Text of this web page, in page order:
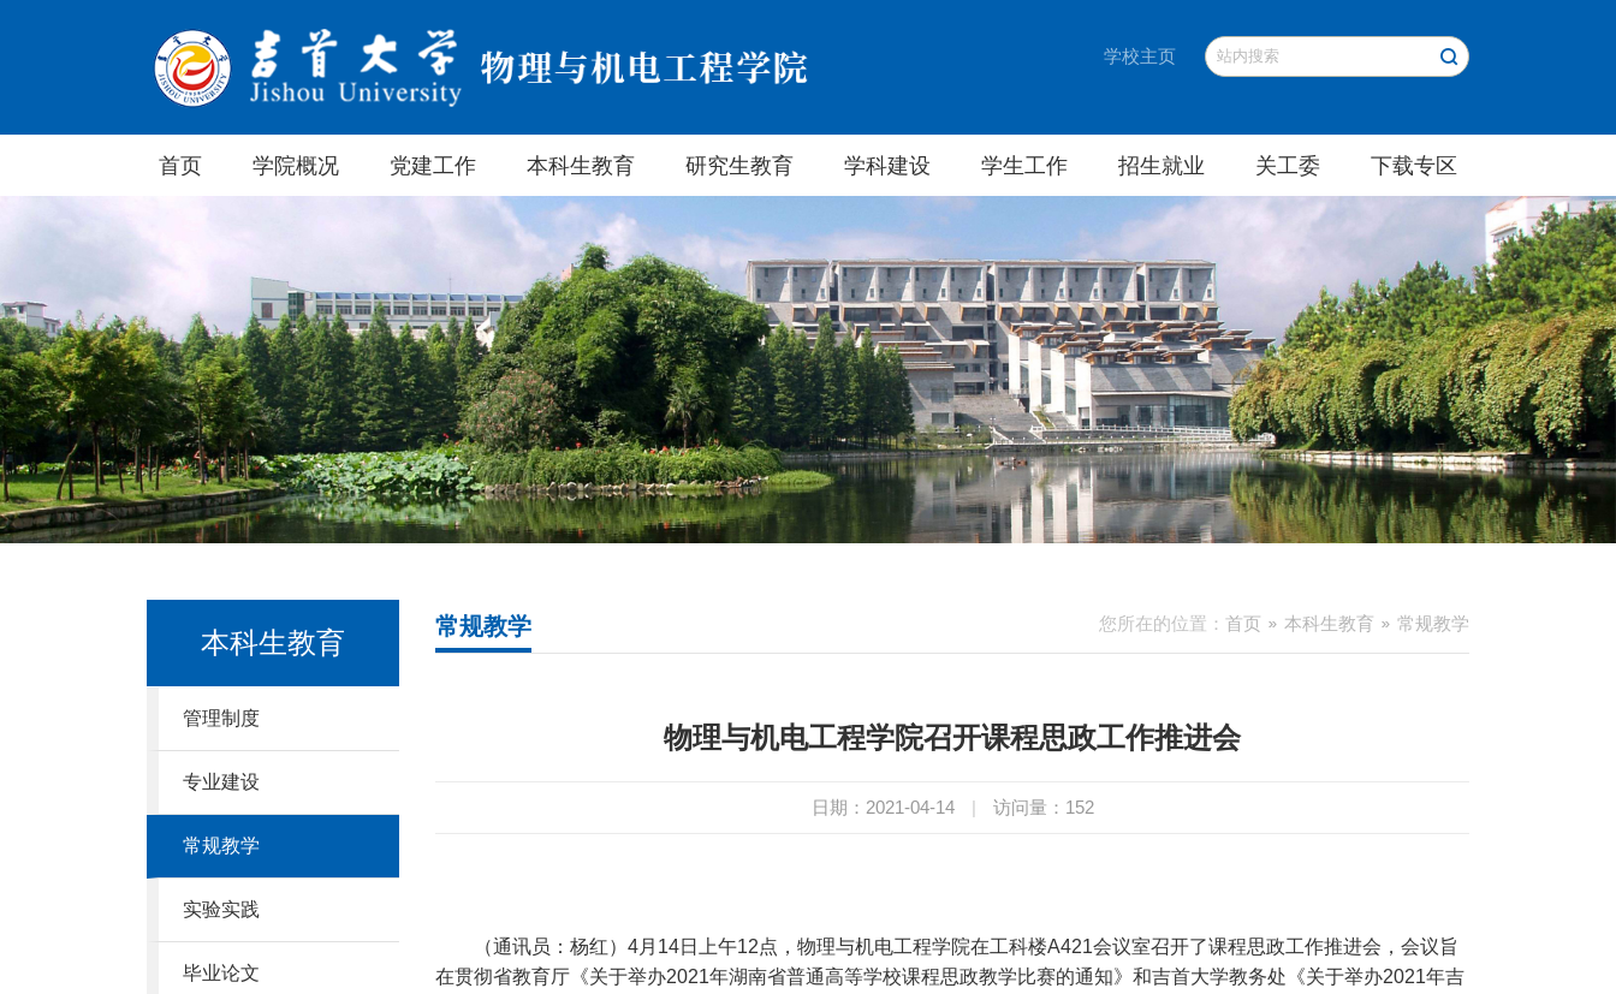
学校主页
首页 学院概况 党建工作 本科生教育 研究生教育 学科建设 学生工作 招生就业 关工委 下载专区
本科生教育
管理制度
专业建设
常规教学
实验实践
毕业论文
您所在的位置： 首页 本科生教育 常规教学
常规教学
物理与机电工程学院召开课程思政工作推进会
日期：2021-04-14 | 访问量： 152
（通讯员：杨红）4月 14日上午12点，物理与机电工程学院在工科楼A421会议室召开了课程思政工作推进会，会议旨
在贯彻省教育厅《关于举办2021年湖南省普通高等学校课程思政教学比赛的通知》和吉首大学教务处《关于举办2021年吉